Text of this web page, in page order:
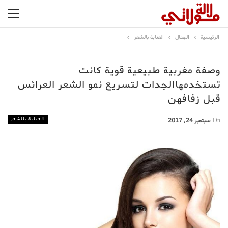
الرئيسية الجمال العناية بالشعر
وصفة مغربية طبيعية قوية كانت
تستخدمهاالجدات لتسريع نمو الشعر العرائس
قبل زفافهن
العناية بالشعر On سبتمبر 24, 2017